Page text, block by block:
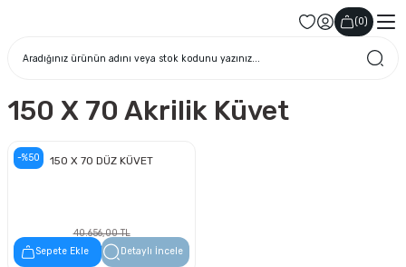
(0)
150 X 70 Akrilik Küvet
-%50 150 X 70 DÜZ KÜVET
40.656,00 TL
20.328,00 TL
Sepete Ekle Detaylı İncele